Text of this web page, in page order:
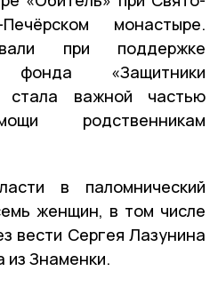
монастыре.
при поддержке
фонда «Защитники
важной частью
родственникам
в паломнический
женщин, в том числе
вести Сергея Лазунина
из Знаменки.